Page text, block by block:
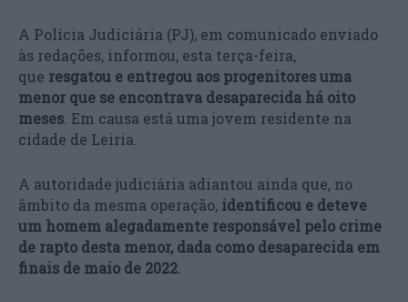
A Polícia Judiciária (PJ), em comunicado enviado
às redações, informou, esta terça-feira,
que resgatou e entregou aos progenitores uma
menor que se encontrava desaparecida há oito
meses . Em causa está uma jovem residente na
cidade de Leiria.
A autoridade judiciária adiantou ainda que, no
âmbito da mesma operação, identificou e deteve
um homem alegadamente responsável pelo crime
de rapto desta menor, dada como desaparecida em
finais de maio de 2022